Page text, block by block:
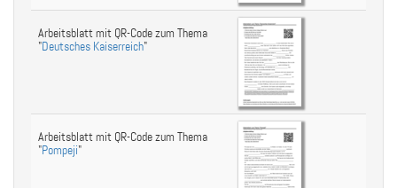
Arbeitsblatt mit QR-Code zum Thema
"Deutsches Kaiserreich"
Arbeitsblatt mit QR-Code zum Thema
"Pompeji"